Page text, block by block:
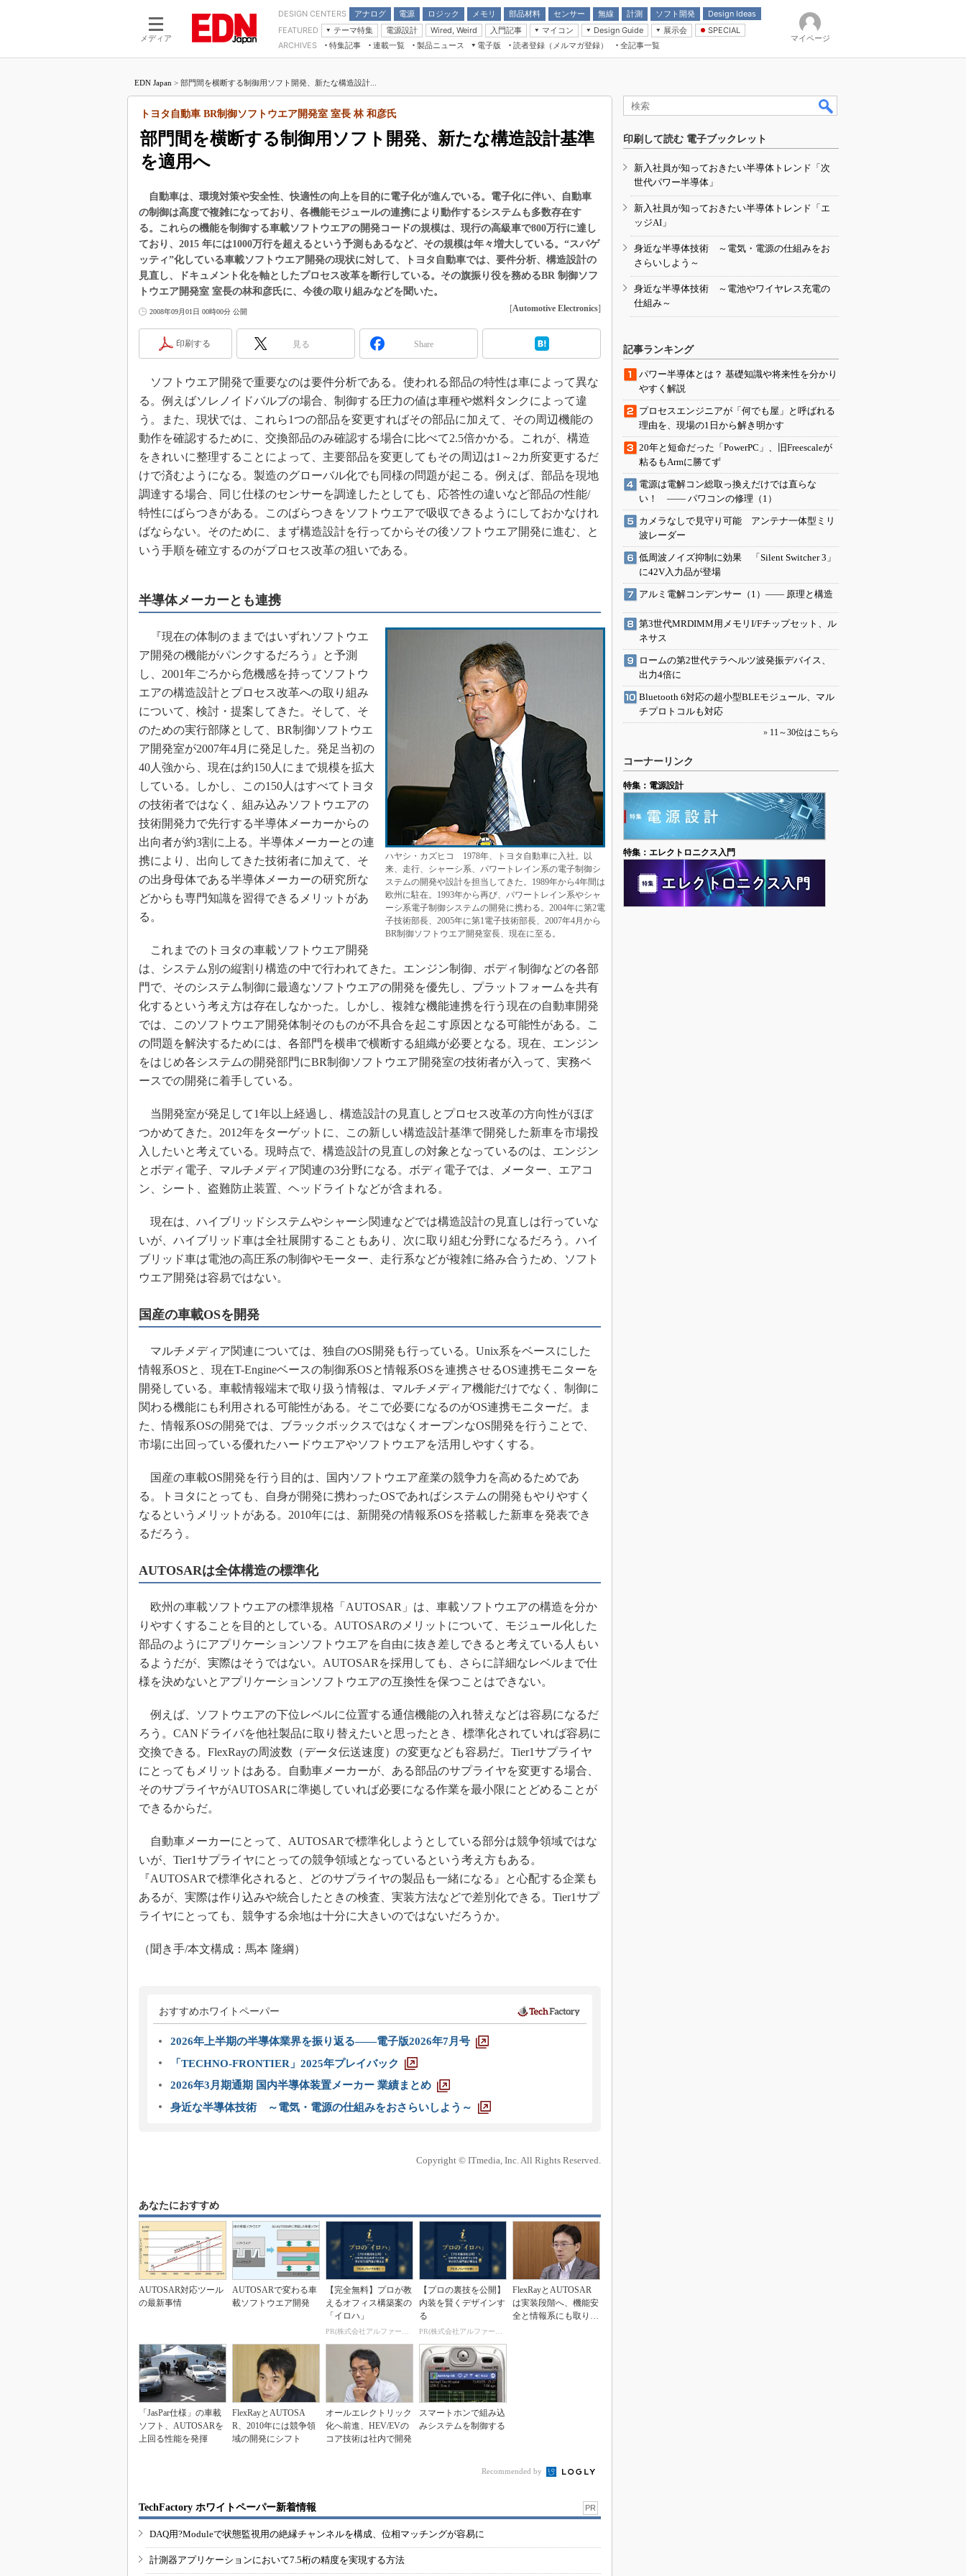
メディア
DESIGN CENTERS アナログ
電源
モーター
ロジック
LSI
メモリ
部品材料
受動部品
センサー 無線 計測 ソフト開発
Design Ideas
アナログ機能回路
計測とテスト
Wired, Weird
FEATURED
テーマ特集
つながるクルマ
エレクトロニクス入門
5G（EE Times Japan）
製品解剖（EE Times Japan）
電源設計 Wired, Weird
入門記事
モーター入門
マイコン
マイコン講座
Design Guide
計測機器
展示会
CEATEC
組込み/エッジコンピューティング展
人とくるま展
SPECIAL
Microchip情報
ARCHIVES 特集記事
連載一覧
マイクロプロセッサ懐古録
中堅技術者に贈る電子部品“徹底”活
用講座
たった2つの式で始めるDC/DCコン
バーターの設計
Wired, Weird
マイコン講座
Q&Aで学ぶマイコン講座
高速シリアル伝送技術講座
記録計／データロガーの基礎知識
ズ編
めざせ高効率！ モーター駆動入門講
「SPICEの仕組みとその活用設計」
最新記事一覧
計測器メーカーから見た5G
USB Type-Cの登場で評価試験はど
う変わる？
IoT時代の無線規格を知る【Thread
編】
IoT時代の無線規格を知る【Z-Wave
編】
製品ニュース
電子版
電子ブックレット
読者登録（メルマガ登録） 全記事一覧
マイページ
EDN Japan > 部門間を横断する制御用ソフト開発、新たな構造設計...
部門間を横断する制御用ソフト開発、新たな構造設計基準
を適用へ
トヨタ自動車 BR制御ソフトウエア開発室 室長 林 和彦氏
自動車は、環境対策や安全性、快適性の向上を目的に電子化が進んでいる。電子化に伴い、自動車
の制御は高度で複雑になっており、各機能モジュールの連携により動作するシステムも多数存在す
る。これらの機能を制御する車載ソフトウエアの開発コードの規模は、現行の高級車で800万行に達し
ており、2015 年には1000万行を超えるという予測もあるなど、その規模は年々増大している。“スパゲ
ッティ”化している車載ソフトウエア開発の現状に対して、トヨタ自動車では、要件分析、構造設計の
見直し、ドキュメント化を軸としたプロセス改革を断行している。その旗振り役を務めるBR 制御ソフ
トウエア開発室 室長の林和彦氏に、今後の取り組みなどを聞いた。
2008年09月01日 00時00分 公開 [Automotive Electronics]
印刷する 見る Share
ソフトウエア開発で重要なのは要件分析である。使われる部品の特性は車によって異な
る。例えばソレノイドバルブの場合、制御する圧力の値は車種や燃料タンクによって違
う。また、現状では、これら1つの部品を変更すればその部品に加えて、その周辺機能の
動作を確認するために、交換部品のみ確認する場合に比べて2.5倍かかる。これが、構造
をきれいに整理することによって、主要部品を変更してもその周辺は1～2カ所変更するだ
けで済むようになる。製造のグローバル化でも同様の問題が起こる。例えば、部品を現地
調達する場合、同じ仕様のセンサーを調達したとしても、応答性の違いなど部品の性能/
特性にばらつきがある。このばらつきをソフトウエアで吸収できるようにしておかなけれ
ばならない。そのために、まず構造設計を行ってからその後ソフトウエア開発に進む、と
いう手順を確立するのがプロセス改革の狙いである。
半導体メーカーとも連携
ハヤシ・カズヒコ 1978年、トヨタ自動車に入社。以
来、走行、シャーシ系、パワートレイン系の電子制御シ
ステムの開発や設計を担当してきた。1989年から4年間は
欧州に駐在。1993年から再び、パワートレイン系やシャ
ーシ系電子制御システムの開発に携わる。2004年に第2電
子技術部長、2005年に第1電子技術部長、2007年4月から
BR制御ソフトウエア開発室長、現在に至る。
『現在の体制のままではいずれソフトウエ
ア開発の機能がパンクするだろう』と予測
し、2001年ごろから危機感を持ってソフトウ
エアの構造設計とプロセス改革への取り組み
について、検討・提案してきた。そして、そ
のための実行部隊として、BR制御ソフトウエ
ア開発室が2007年4月に発足した。発足当初の
40人強から、現在は約150人にまで規模を拡大
している。しかし、この150人はすべてトヨタ
の技術者ではなく、組み込みソフトウエアの
技術開発力で先行する半導体メーカーからの
出向者が約3割に上る。半導体メーカーとの連
携により、出向してきた技術者に加えて、そ
の出身母体である半導体メーカーの研究所な
どからも専門知識を習得できるメリットがあ
る。
これまでのトヨタの車載ソフトウエア開発
は、システム別の縦割り構造の中で行われてきた。エンジン制御、ボディ制御などの各部
門で、そのシステム制御に最適なソフトウエアの開発を優先し、プラットフォームを共有
化するという考え方は存在しなかった。しかし、複雑な機能連携を行う現在の自動車開発
では、このソフトウエア開発体制そのものが不具合を起こす原因となる可能性がある。こ
の問題を解決するためには、各部門を横串で横断する組織が必要となる。現在、エンジン
をはじめ各システムの開発部門にBR制御ソフトウエア開発室の技術者が入って、実務ベ
ースでの開発に着手している。
当開発室が発足して1年以上経過し、構造設計の見直しとプロセス改革の方向性がほぼ
つかめてきた。2012年をターゲットに、この新しい構造設計基準で開発した新車を市場投
入したいと考えている。現時点で、構造設計の見直しの対象となっているのは、エンジン
とボディ電子、マルチメディア関連の3分野になる。ボディ電子では、メーター、エアコ
ン、シート、盗難防止装置、ヘッドライトなどが含まれる。
現在は、ハイブリッドシステムやシャーシ関連などでは構造設計の見直しは行っていな
いが、ハイブリッド車は全社展開することもあり、次に取り組む分野になるだろう。ハイ
ブリッド車は電池の高圧系の制御やモーター、走行系などが複雑に絡み合うため、ソフト
ウエア開発は容易ではない。
国産の車載OSを開発
マルチメディア関連については、独自のOS開発も行っている。Unix系をベースにした
情報系OSと、現在T-Engineベースの制御系OSと情報系OSを連携させるOS連携モニターを
開発している。車載情報端末で取り扱う情報は、マルチメディア機能だけでなく、制御に
関わる機能にも利用される可能性がある。そこで必要になるのがOS連携モニターだ。ま
た、情報系OSの開発では、ブラックボックスではなくオープンなOS開発を行うことで、
市場に出回っている優れたハードウエアやソフトウエアを活用しやすくする。
国産の車載OS開発を行う目的は、国内ソフトウエア産業の競争力を高めるためであ
る。トヨタにとっても、自身が開発に携わったOSであればシステムの開発もやりやすく
なるというメリットがある。2010年には、新開発の情報系OSを搭載した新車を発表でき
るだろう。
AUTOSARは全体構造の標準化
欧州の車載ソフトウエアの標準規格「AUTOSAR」は、車載ソフトウエアの構造を分か
りやすくすることを目的としている。AUTOSARのメリットについて、モジュール化した
部品のようにアプリケーションソフトウエアを自由に抜き差しできると考えている人もい
るようだが、実際はそうではない。AUTOSARを採用しても、さらに詳細なレベルまで仕
様を決めないとアプリケーションソフトウエアの互換性を保つことはできない。
例えば、ソフトウエアの下位レベルに位置する通信機能の入れ替えなどは容易になるだ
ろう。CANドライバを他社製品に取り替えたいと思ったとき、標準化されていれば容易に
交換できる。FlexRayの周波数（データ伝送速度）の変更なども容易だ。Tier1サプライヤ
にとってもメリットはある。自動車メーカーが、ある部品のサプライヤを変更する場合、
そのサプライヤがAUTOSARに準拠していれば必要になる作業を最小限にとどめることが
できるからだ。
自動車メーカーにとって、AUTOSARで標準化しようとしている部分は競争領域ではな
いが、Tier1サプライヤにとっての競争領域となっているという考え方もある。
『AUTOSARで標準化されると、どのサプライヤの製品も一緒になる』と心配する企業も
あるが、実際は作り込みや統合したときの検査、実装方法などで差別化できる。Tier1サプ
ライヤにとっても、競争する余地は十分に大きいのではないだろうか。
（聞き手/本文構成：馬本 隆綱）
おすすめホワイトペーパー
2026年上半期の半導体業界を振り返る――電子版2026年7月号
「TECHNO-FRONTIER」2025年プレイバック
2026年3月期通期 国内半導体装置メーカー 業績まとめ
身近な半導体技術 ～電気・電源の仕組みをおさらいしよう～
Copyright © ITmedia, Inc. All Rights Reserved.
あなたにおすすめ
AUTOSAR対応ツール
の最新事情
AUTOSARで変わる車
載ソフトウエア開発
【完全無料】プロが教
えるオフィス構築案の
「イロハ」
PR(株式会社アルファーテクノ)
【プロの裏技を公開】
内装を賢くデザインす
る
PR(株式会社アルファーテクノ)
FlexRayとAUTOSAR
は実装段階へ、機能安
全と情報系にも取り組
「JasPar仕様」の車載
ソフト、AUTOSARを
上回る性能を発揮
FlexRayとAUTOSA
R、2010年には競争領
域の開発にシフト
オールエレクトリック
化へ前進、HEV/EVの
コア技術は社内で開発
スマートホンで組み込
みシステムを制御する
Recommended by
TechFactory ホワイトペーパー新着情報 PR
DAQ用?Moduleで状態監視用の絶縁チャンネルを構成、位相マッチングが容易に
計測器アプリケーションにおいて7.5桁の精度を実現する方法
印刷して読む 電子ブックレット
新入社員が知っておきたい半導体トレンド「次
世代パワー半導体」
新入社員が知っておきたい半導体トレンド「エ
ッジAI」
身近な半導体技術 ～電気・電源の仕組みをお
さらいしよう～
身近な半導体技術 ～電池やワイヤレス充電の
仕組み～
記事ランキング
パワー半導体とは？ 基礎知識や将来性を分かり
やすく解説
プロセスエンジニアが「何でも屋」と呼ばれる
理由を、現場の1日から解き明かす
20年と短命だった「PowerPC」、旧Freescaleが
粘るもArmに勝てず
電源は電解コン総取っ換えだけでは直らな
い！ ―― パワコンの修理（1）
カメラなしで見守り可能 アンテナ一体型ミリ
波レーダー
低周波ノイズ抑制に効果 「Silent Switcher 3」
に42V入力品が登場
アルミ電解コンデンサー（1）―― 原理と構造
第3世代MRDIMM用メモリI/Fチップセット、ル
ネサス
ロームの第2世代テラヘルツ波発振デバイス、
出力4倍に
Bluetooth 6対応の超小型BLEモジュール、マル
チプロトコルも対応
» 11～30位はこちら
コーナーリンク
特集：電源設計
特集：エレクトロニクス入門